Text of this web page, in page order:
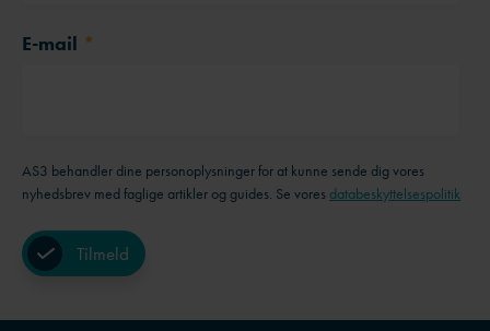
E-mail *
AS3 behandler dine personoplysninger for at kunne sende dig vores
nyhedsbrev med faglige artikler og guides. Se vores databeskyttelsespolitik